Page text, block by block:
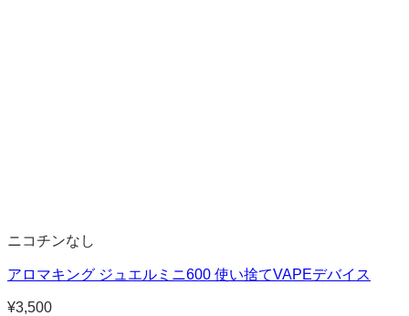
ニコチンなし
アロマキング ジュエルミニ600 使い捨てVAPEデバイス
¥3,500